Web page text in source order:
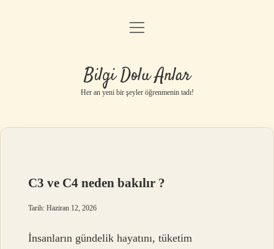
Anasayfa
Yasal Uyarı
menüyü
Bilgi Dolu Anlar
Her an yeni bir şeyler öğrenmenin tadı!
C3 ve C4 neden bakılır ?
Tarih: Haziran 12, 2026
İnsanların gündelik hayatını, tüketim